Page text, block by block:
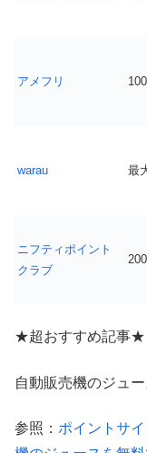
アメフリ
warau 最
ニフティポイント
クラブ
★超おすすめ記事★
自動販売機のジュ
参照： ポイントサ